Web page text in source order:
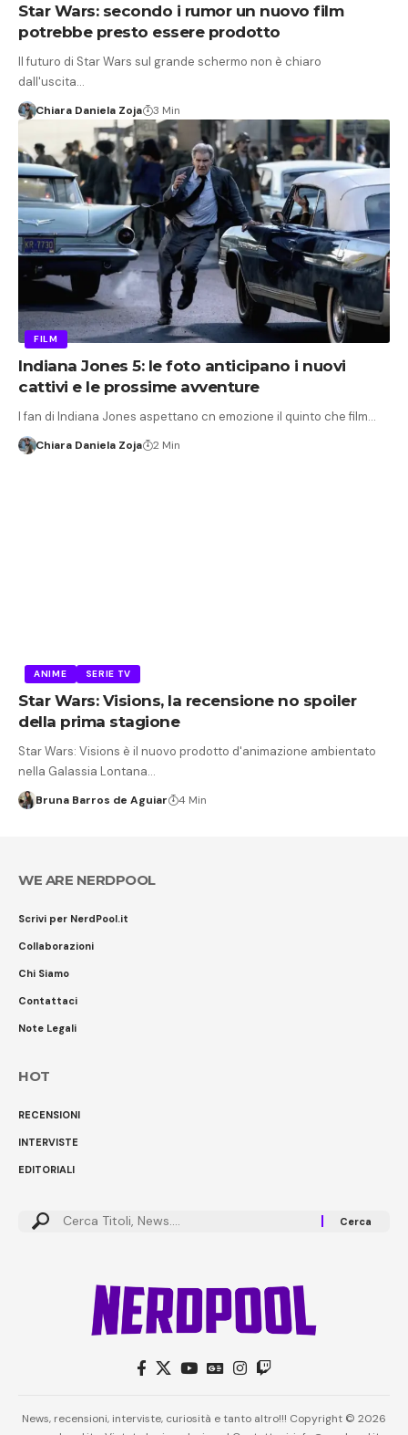
Star Wars: secondo i rumor un nuovo film
potrebbe presto essere prodotto
Il futuro di Star Wars sul grande schermo non è chiaro
dall'uscita…
Chiara Daniela Zoja 3 Min
FILM
Indiana Jones 5: le foto anticipano i nuovi
cattivi e le prossime avventure
I fan di Indiana Jones aspettano cn emozione il quinto che film…
Chiara Daniela Zoja 2 Min
ANIME SERIE TV
Star Wars: Visions, la recensione no spoiler
della prima stagione
Star Wars: Visions è il nuovo prodotto d'animazione ambientato
nella Galassia Lontana…
Bruna Barros de Aguiar 4 Min
WE ARE NERDPOOL
Scrivi per NerdPool.it
Collaborazioni
Chi Siamo
Contattaci
Note Legali
HOT
RECENSIONI
INTERVISTE
EDITORIALI
Cerca:
News, recensioni, interviste, curiosità e tanto altro!!! Copyright © 2026